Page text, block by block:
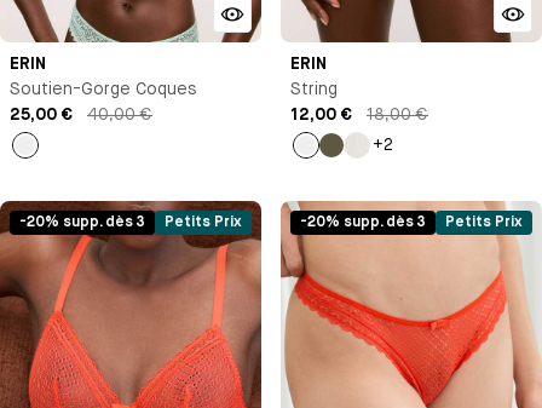
ERIN
Soutien-Gorge Coques
25,00 €
40,00 €
ERIN
String
12,00 €
18,00 €
+2
-20% supp. dès 3 Petits Prix -20% supp. dès 3 Petits Prix